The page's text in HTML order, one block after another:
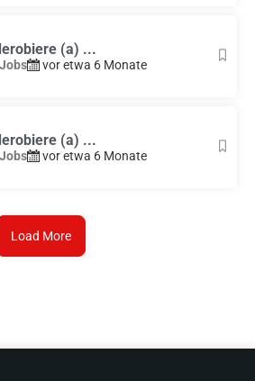
(a) ...
vor etwa 6 Monate
(a) ...
vor etwa 6 Monate
Load More